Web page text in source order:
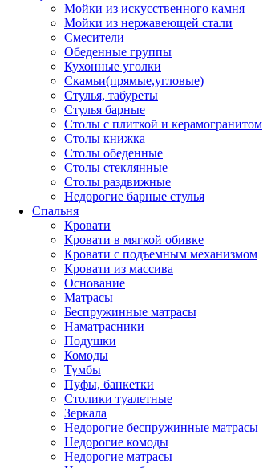
Мойки из искусственного камня
Мойки из нержавеющей стали
Смесители
Обеденные группы
Кухонные уголки
Скамьи(прямые,угловые)
Стулья, табуреты
Стулья барные
Столы с плиткой и керамогранитом
Столы книжка
Столы обеденные
Столы стеклянные
Столы раздвижные
Недорогие барные стулья
Спальня
Кровати
Кровати в мягкой обивке
Кровати с подъемным механизмом
Кровати из массива
Основание
Матрасы
Беспружинные матрасы
Наматрасники
Подушки
Комоды
Тумбы
Пуфы, банкетки
Столики туалетные
Зеркала
Недорогие беспружинные матрасы
Недорогие комоды
Недорогие матрасы